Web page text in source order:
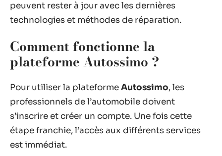
peuvent rester à jour avec les dernières
technologies et méthodes de réparation.
Comment fonctionne la
plateforme Autossimo ?
Pour utiliser la plateformeAutossimo, les
professionnels de l’automobile doivent
s’inscrire et créer un compte. Une fois cette
étape franchie, l’accès aux différents services
est immédiat.